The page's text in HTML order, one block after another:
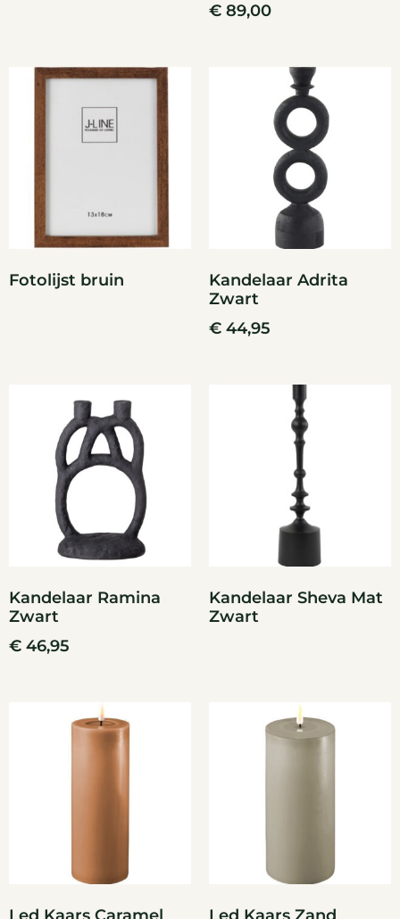
€ 89,00
Fotolijst bruin
Kandelaar Adrita
Zwart
€ 44,95
Kandelaar Ramina
Zwart
€ 46,95
Kandelaar Sheva Mat
Zwart